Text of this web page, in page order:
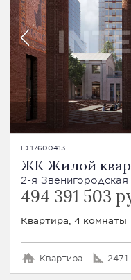
ID 17600413
ЖК Жилой
2-я Звенигородская
494 391 503
Квартира, 4 комнаты
Квартира 247.1